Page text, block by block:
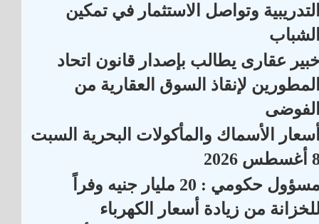
وتواصل الاستثمار في تمكين
عقارى يطالب بإصدار قانون اتحاد
لإنقاذ السوق العقارية من
الأسماك والمأكولات البحرية السبت
2026
مسؤول حكومي : 20 مليار جنيه وفراً
من زيادة أسعار الكهرباء